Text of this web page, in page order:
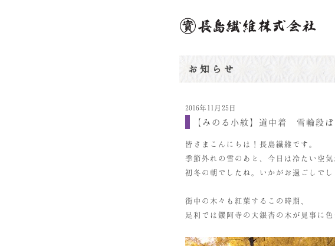
お知らせ
2016年11月25日
【みのる小紋】道中着 雪輪段ぼ
皆さまこんにちは！長島繊維です。
季節外れの雪のあと、今日は冷たい空気
初冬の朝でしたね。いかがお過ごしでし
街中の木々も紅葉するこの時期、
足利では鑁阿寺の大銀杏の木が見事に色